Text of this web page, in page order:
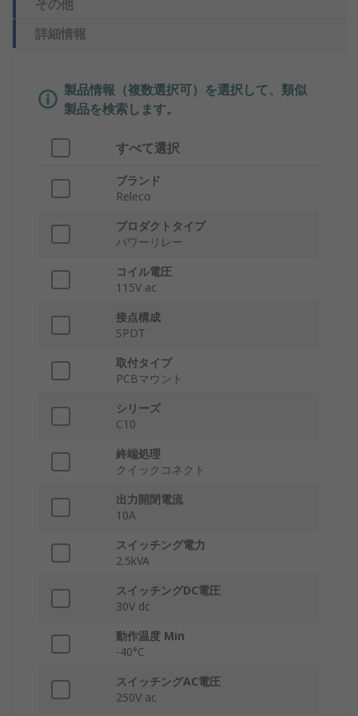
その他
詳細情報
製品情報（複数選択可）を選択して、類似
製品を検索します。
すべて選択
ブランド
Releco
プロダクトタイプ
パワーリレー
コイル電圧
115V ac
接点構成
SPDT
取付タイプ
PCBマウント
シリーズ
C10
終端処理
クイックコネクト
出力開閉電流
10A
スイッチング電力
2.5kVA
スイッチングDC電圧
30V dc
動作温度 Min
-40°C
スイッチングAC電圧
250V ac